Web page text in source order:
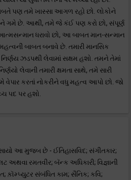
પણ તમે ખાસ્સા આગળ રહો છો. લોકોને
ગમે છે. આથી, તમે જે કંઈ પણ કરો છો, સંપૂર્ણ
ધરાવો છો, આ બાબત માન-સન્માન
બાબત બનાવે છે. તમારી માનસિક
ઝડપથી લેવામાં સક્ષમ હશો. તમને તેમાં
લેવાની તમારી ક્ષમતા સાથે, તમે સારી
વેપાર કરતાં નોકરીને વધુ મહત્વ આપો છો. જો
પદ પર હશો.
આ મુજબ છે - ઈતિહાસવિદ; સંગીતકાર;
અથવા રમતવીર; બૅન્ક અધિકારી; વિજ્ઞાની
ક઼ૉમ્પ્યુટર સંબંધિત કામ; સૈનિક; કવિ;